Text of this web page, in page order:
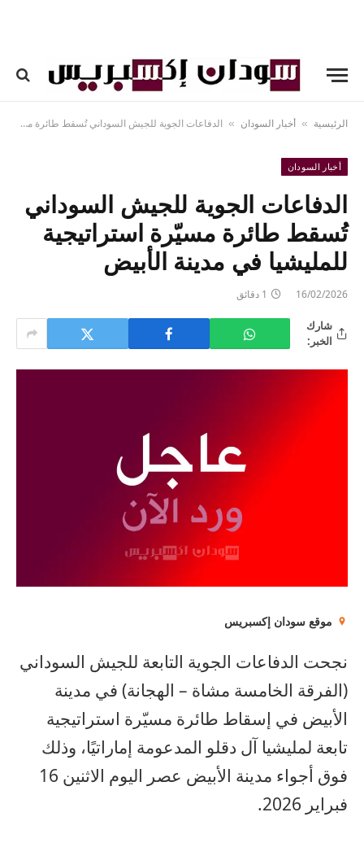
الرئيسية » أخبار السودان » الدفاعات الجوية للجيش السوداني تُسقط طائرة مسيّرة استراتيجية للمليشيا في مدينة الأبيض
أخبار السودان
الدفاعات الجوية للجيش السوداني
تُسقط طائرة مسيّرة استراتيجية
للمليشيا في مدينة الأبيض
16/02/2026 1 دقائق
شارك
الخبر:
موقع سودان إكسبريس
نجحت الدفاعات الجوية التابعة للجيش السوداني
(الفرقة الخامسة مشاة – الهجانة) في مدينة
الأبيض في إسقاط طائرة مسيّرة استراتيجية
تابعة لمليشيا آل دقلو المدعومة إماراتيًا، وذلك
فوق أجواء مدينة الأبيض عصر اليوم الاثنين 16
فبراير 2026.